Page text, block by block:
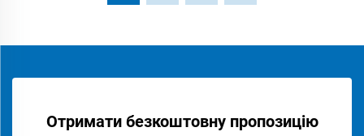
Отримати безкоштовну пропозицію